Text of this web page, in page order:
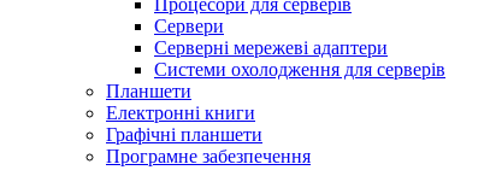
Процесори для серверів
Сервери
Серверні мережеві адаптери
Системи охолодження для серверів
Планшети
Електронні книги
Графічні планшети
Програмне забезпечення